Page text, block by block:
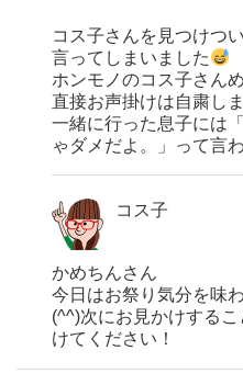
コス子さんを見つけつ
言ってしまいました
ホンモノのコス子さん
直接お声掛けは自粛しま
一緒に行った息子には
ゃダメだよ。」って言
コス子
かめちんさん
今日はお祭り気分を味
(^^)次にお見かけする
けてください！